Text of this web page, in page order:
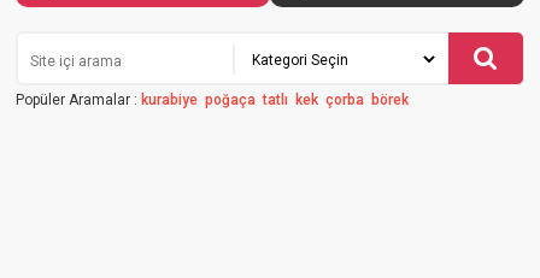
Popüler Aramalar : kurabiye poğaça tatlı kek çorba börek